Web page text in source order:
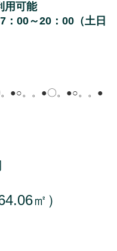
用可能
00～20：00（土日
●○。 。●〇。●○。 。●
㎡）